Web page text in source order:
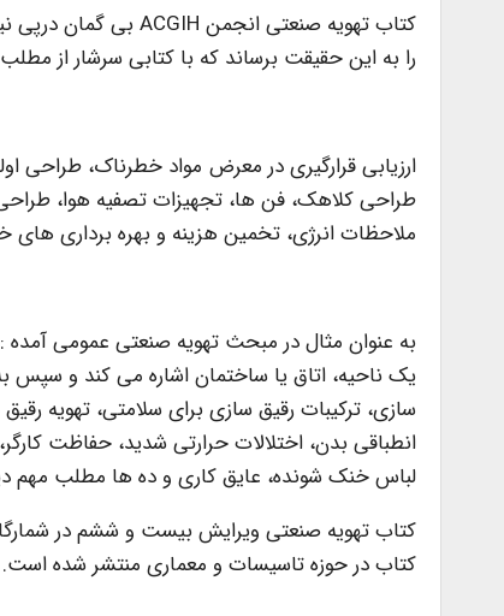
را به این حقیقت برساند که با کتابی سرشار از
ارزیابی قرارگیری در معرض مواد خطرناک، طراحی
طراحی کلاهک، فن ها، تجهیزات تصفیه هوا،
ملاحظات انرژی، تخمین هزینه و بهره برداری
به عنوان مثال در مبحث تهویه صنعتی عمومی
یک ناحیه، اتاق یا ساختمان اشاره می کند و
سازی، ترکیبات رقیق سازی برای سلامتی، تهویه
انطباقی بدن، اختلالات حرارتی شدید، حفاظت
لباس خنک شونده، عایق کاری و ده ها مطلب مهم
کتاب در حوزه تاسیسات و معماری منتشر شده است.